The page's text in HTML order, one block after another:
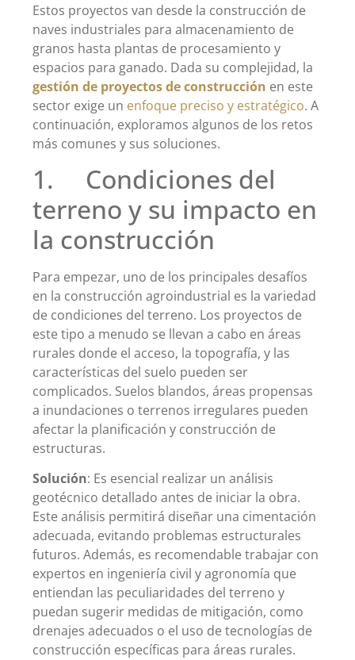
Estos proyectos van desde la construcción de
naves industriales para almacenamiento de
granos hasta plantas de procesamiento y
espacios para ganado. Dada su complejidad, la
gestión de proyectos de construcción en este
sector exige un enfoque preciso y estratégico. A
continuación, exploramos algunos de los retos
más comunes y sus soluciones.
1. Condiciones del
terreno y su impacto en
la construcción
Para empezar, uno de los principales desafíos
en la construcción agroindustrial es la variedad
de condiciones del terreno. Los proyectos de
este tipo a menudo se llevan a cabo en áreas
rurales donde el acceso, la topografía, y las
características del suelo pueden ser
complicados. Suelos blandos, áreas propensas
a inundaciones o terrenos irregulares pueden
afectar la planificación y construcción de
estructuras.
Solución: Es esencial realizar un análisis
geotécnico detallado antes de iniciar la obra.
Este análisis permitirá diseñar una cimentación
adecuada, evitando problemas estructurales
futuros. Además, es recomendable trabajar con
expertos en ingeniería civil y agronomía que
entiendan las peculiaridades del terreno y
puedan sugerir medidas de mitigación, como
drenajes adecuados o el uso de tecnologías de
construcción específicas para áreas rurales.